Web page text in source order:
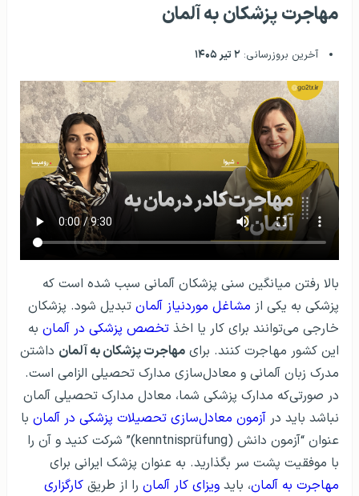
مهاجرت پزشکان به آلمان
آخرین بروزرسانی: ۲ تیر ۱۴۰۵
بالا رفتن میانگین سنی پزشکان آلمانی سبب شده است که
پزشکی به یکی از مشاغل موردنیاز آلمان تبدیل شود. پزشکان
خارجی می‌توانند برای کار یا اخذ تخصص پزشکی در آلمان به
این کشور مهاجرت کنند. برای مهاجرت پزشکان به آلمان داشتن
مدرک زبان آلمانی و معادل‌سازی مدارک تحصیلی الزامی است.
در صورتی‌که مدارک پزشکی شما، معادل مدارک تحصیلی آلمان
نباشد باید در آزمون معادل‌سازی تحصیلات پزشکی در آلمان با
عنوان “آزمون دانش (kenntnisprüfung)” شرکت کنید و آن را
با موفقیت پشت سر بگذارید. به عنوان پزشک ایرانی برای
مهاجرت به آلمان، باید ویزای کار آلمان را از طریق کارگزاری